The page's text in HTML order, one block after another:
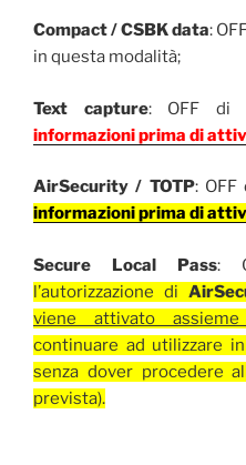
Compact / CSBK data:
in questa modalità;
Text capture: OFF di
informazioni prima di
AirSecurity / TOTP: OFF
informazioni prima di
Secure Local Pass:
l’autorizzazione di
viene attivato
continuare ad utilizzare
senza dover procedere
prevista).